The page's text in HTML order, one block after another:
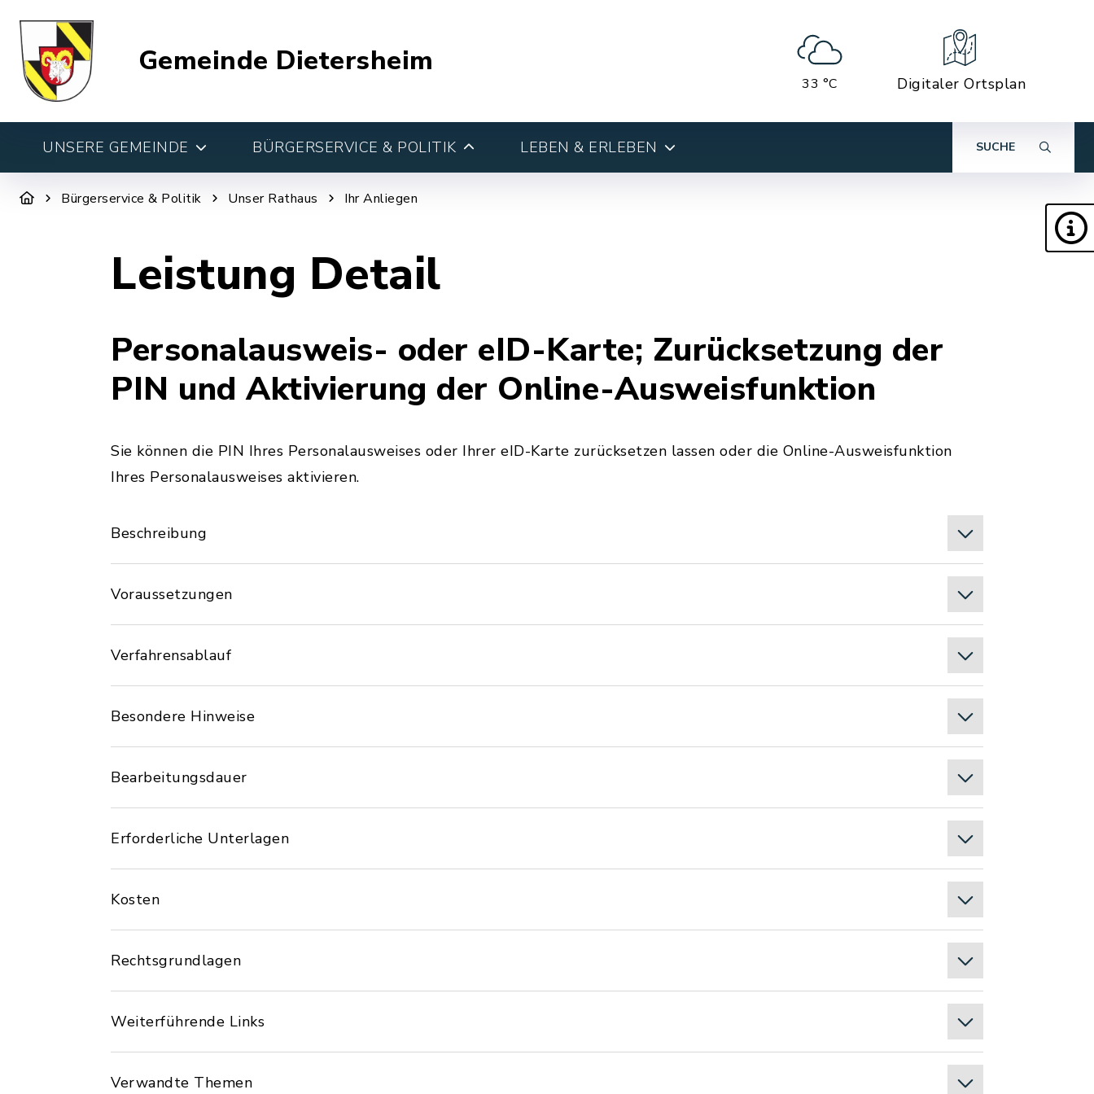
Gemeinde Dietersheim
33 °C Digitaler Ortsplan
UNSERE GEMEINDE BÜRGERSERVICE & POLITIK LEBEN & ERLEBEN SUCHE
Bürgerservice & Politik Unser Rathaus Ihr Anliegen
Leistung Detail
Personalausweis- oder eID-Karte; Zurücksetzung der
PIN und Aktivierung der Online-Ausweisfunktion
Sie können die PIN Ihres Personalausweises oder Ihrer eID-Karte zurücksetzen lassen oder die Online-Ausweisfunktion
Ihres Personalausweises aktivieren.
Beschreibung
Voraussetzungen
Verfahrensablauf
Besondere Hinweise
Bearbeitungsdauer
Erforderliche Unterlagen
Kosten
Rechtsgrundlagen
Weiterführende Links
Verwandte Themen